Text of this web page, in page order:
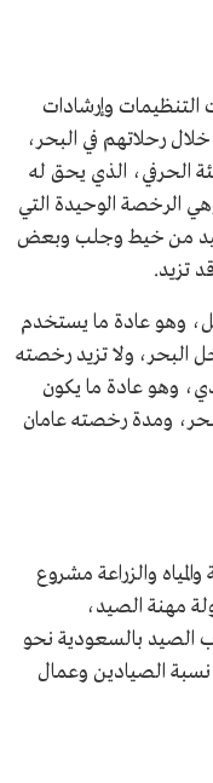
وإرشادات
رحلاتهم في البحر،
الحرفي، الذي يحق له
الرخصة الوحيدة التي
من خيط وجلب وبعض
تزيد.
وهو عادة ما يستخدم
البحر، ولا تزيد رخصته
وهو عادة ما يكون
ومدة رخصته عامان
البيئة والمياه والزراعة مشروع
مهنة الصيد،
الصيد بالسعودية نحو
30 ألف شخص، نسبة الصيادين وعمال